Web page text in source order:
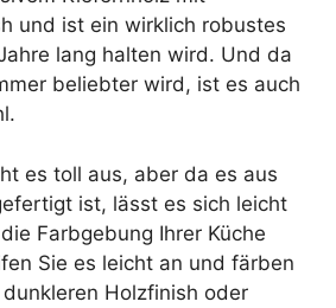
und ist ein wirklich robustes
lang halten wird. Und da
beliebter wird, ist es auch
es toll aus, aber da es aus
ist, lässt es sich leicht
Farbgebung Ihrer Küche
Sie es leicht an und färben
Holzfinish oder